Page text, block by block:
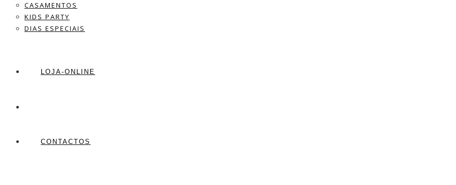
CASAMENTOS
KIDS PARTY
DIAS ESPECIAIS
LOJA-ONLINE
CONTACTOS